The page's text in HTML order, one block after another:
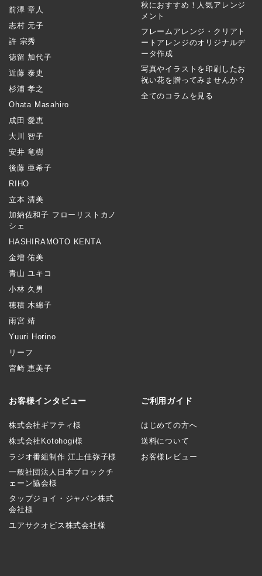
前澤 章人
志村 元子
許 宗秀
徳留 加代子
近藤 泰史
杉浦 孝之
Ohata Masahiro
成田 愛恵
大川 智子
安井 竜樹
後藤 亜希子
RIHO
立本 清美
加納佐和子 フローリストカノ
シェ
HASHIRAMOTO KENTA
金増 佑美
青山 ユキコ
小林 久男
穂積 木綿子
雨宮 靖
Yuuri Horino
リーフ
宮崎 恵美子
秋におすすめ！人気アレンジ
メント
フレームアレンジ・クリアト
ートアレンジのオリジナルデ
ータ作成
写真やイラストを印刷したお
祝い花を贈ってみませんか？
全てのコラムを見る
お客様インタビュー
株式会社ギフティ様
株式会社Kotohogi様
ラジオ番組制作 江上佳弥子様
一般社団法人日本ブロックチ
ェーン協会様
タップジョイ・ジャパン株式
会社様
ユアサクオビス株式会社様
ご利用ガイド
はじめての方へ
送料について
お客様レビュー